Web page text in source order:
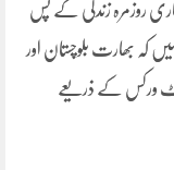
روزمرہ زندگی کے پس
کہ بھارت بلوچستان اور
ورکس کے ذریعے